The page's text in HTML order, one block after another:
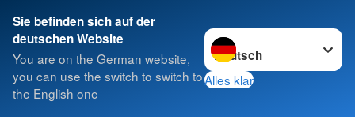
Sie befinden sich auf der
deutschen Website
You are on the German website,
you can use the switch to switch to
the English one
Sprache wechseln zu
Alles klar